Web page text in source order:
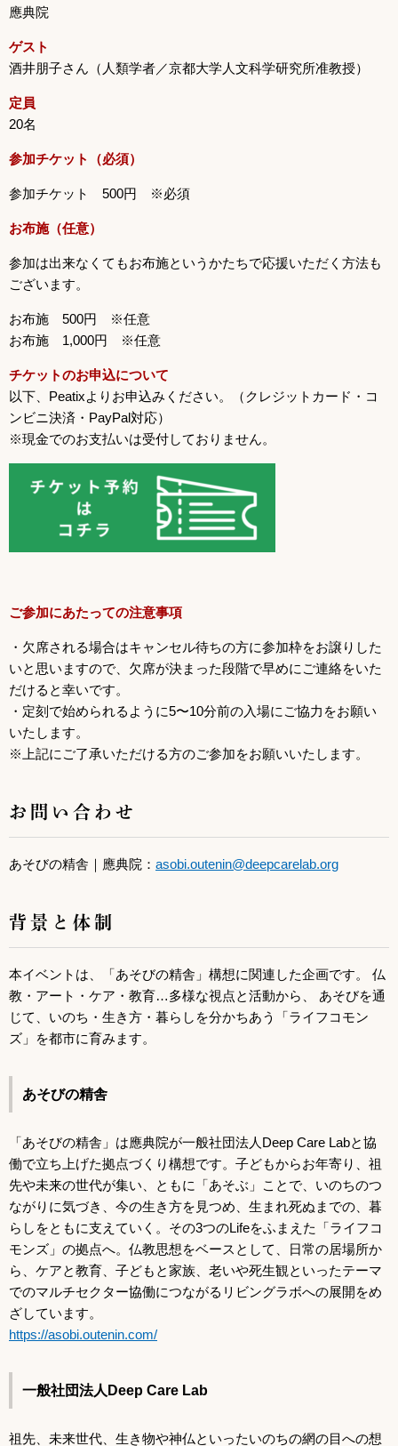
應典院
ゲスト
酒井朋子さん（人類学者／京都大学人文科学研究所准教授）
定員
20名
参加チケット（必須）
参加チケット 500円 ※必須
お布施（任意）
参加は出来なくてもお布施というかたちで応援いただく方法も
ございます。
お布施 500円 ※任意
お布施 1,000円 ※任意
チケットのお申込について
以下、Peatixよりお申込みください。（クレジットカード・コ
ンビニ決済・PayPal対応）
※現金でのお支払いは受付しておりません。
ご参加にあたっての注意事項
・欠席される場合はキャンセル待ちの方に参加枠をお譲りした
いと思いますので、欠席が決まった段階で早めにご連絡をいた
だけると幸いです。
・定刻で始められるように5〜10分前の入場にご協力をお願い
いたします。
※上記にご了承いただける方のご参加をお願いいたします。
お問い合わせ
あそびの精舎｜應典院： asobi.outenin@deepcarelab.org
背景と体制
本イベントは、「あそびの精舎」構想に関連した企画です。 仏
教・アート・ケア・教育…多様な視点と活動から、 あそびを通
じて、いのち・生き方・暮らしを分かちあう「ライフコモン
ズ」を都市に育みます。
あそびの精舎
「あそびの精舎」は應典院が一般社団法人Deep Care Labと協
働で立ち上げた拠点づくり構想です。子どもからお年寄り、祖
先や未来の世代が集い、ともに「あそぶ」ことで、いのちのつ
ながりに気づき、今の生き方を見つめ、生まれ死ぬまでの、暮
らしをともに支えていく。その3つのLifeをふまえた「ライフコ
モンズ」の拠点へ。仏教思想をベースとして、日常の居場所か
ら、ケアと教育、子どもと家族、老いや死生観といったテーマ
でのマルチセクター協働につながるリビングラボへの展開をめ
ざしています。
https://asobi.outenin.com/
一般社団法人Deep Care Lab
祖先、未来世代、生き物や神仏といったいのちの網の目への想